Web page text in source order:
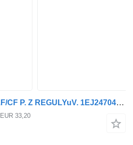
DAF FARA DAF XF/LF/CF P. Z REGULYuV. 1EJ247046021 faro delantero para DAF XF, CF, LF, Rogue cabeza tractora
33,20